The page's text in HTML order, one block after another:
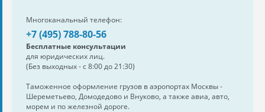
Многоканальный телефон:
+7 (495) 788-80-56
Бесплатные консультации
для юридических лиц.
(Без выходных - с 8:00 до 21:30)
Таможенное оформление грузов в аэропортах Москвы -
Шереметьево, Домодедово и Внуково, а также авиа, авто,
морем и по железной дороге.